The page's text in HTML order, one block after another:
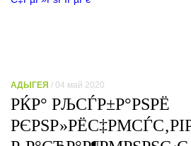
АДЫГЕЯ / 04 май 2020
РЌР° РЉСЃР±Р°РЅРЁ